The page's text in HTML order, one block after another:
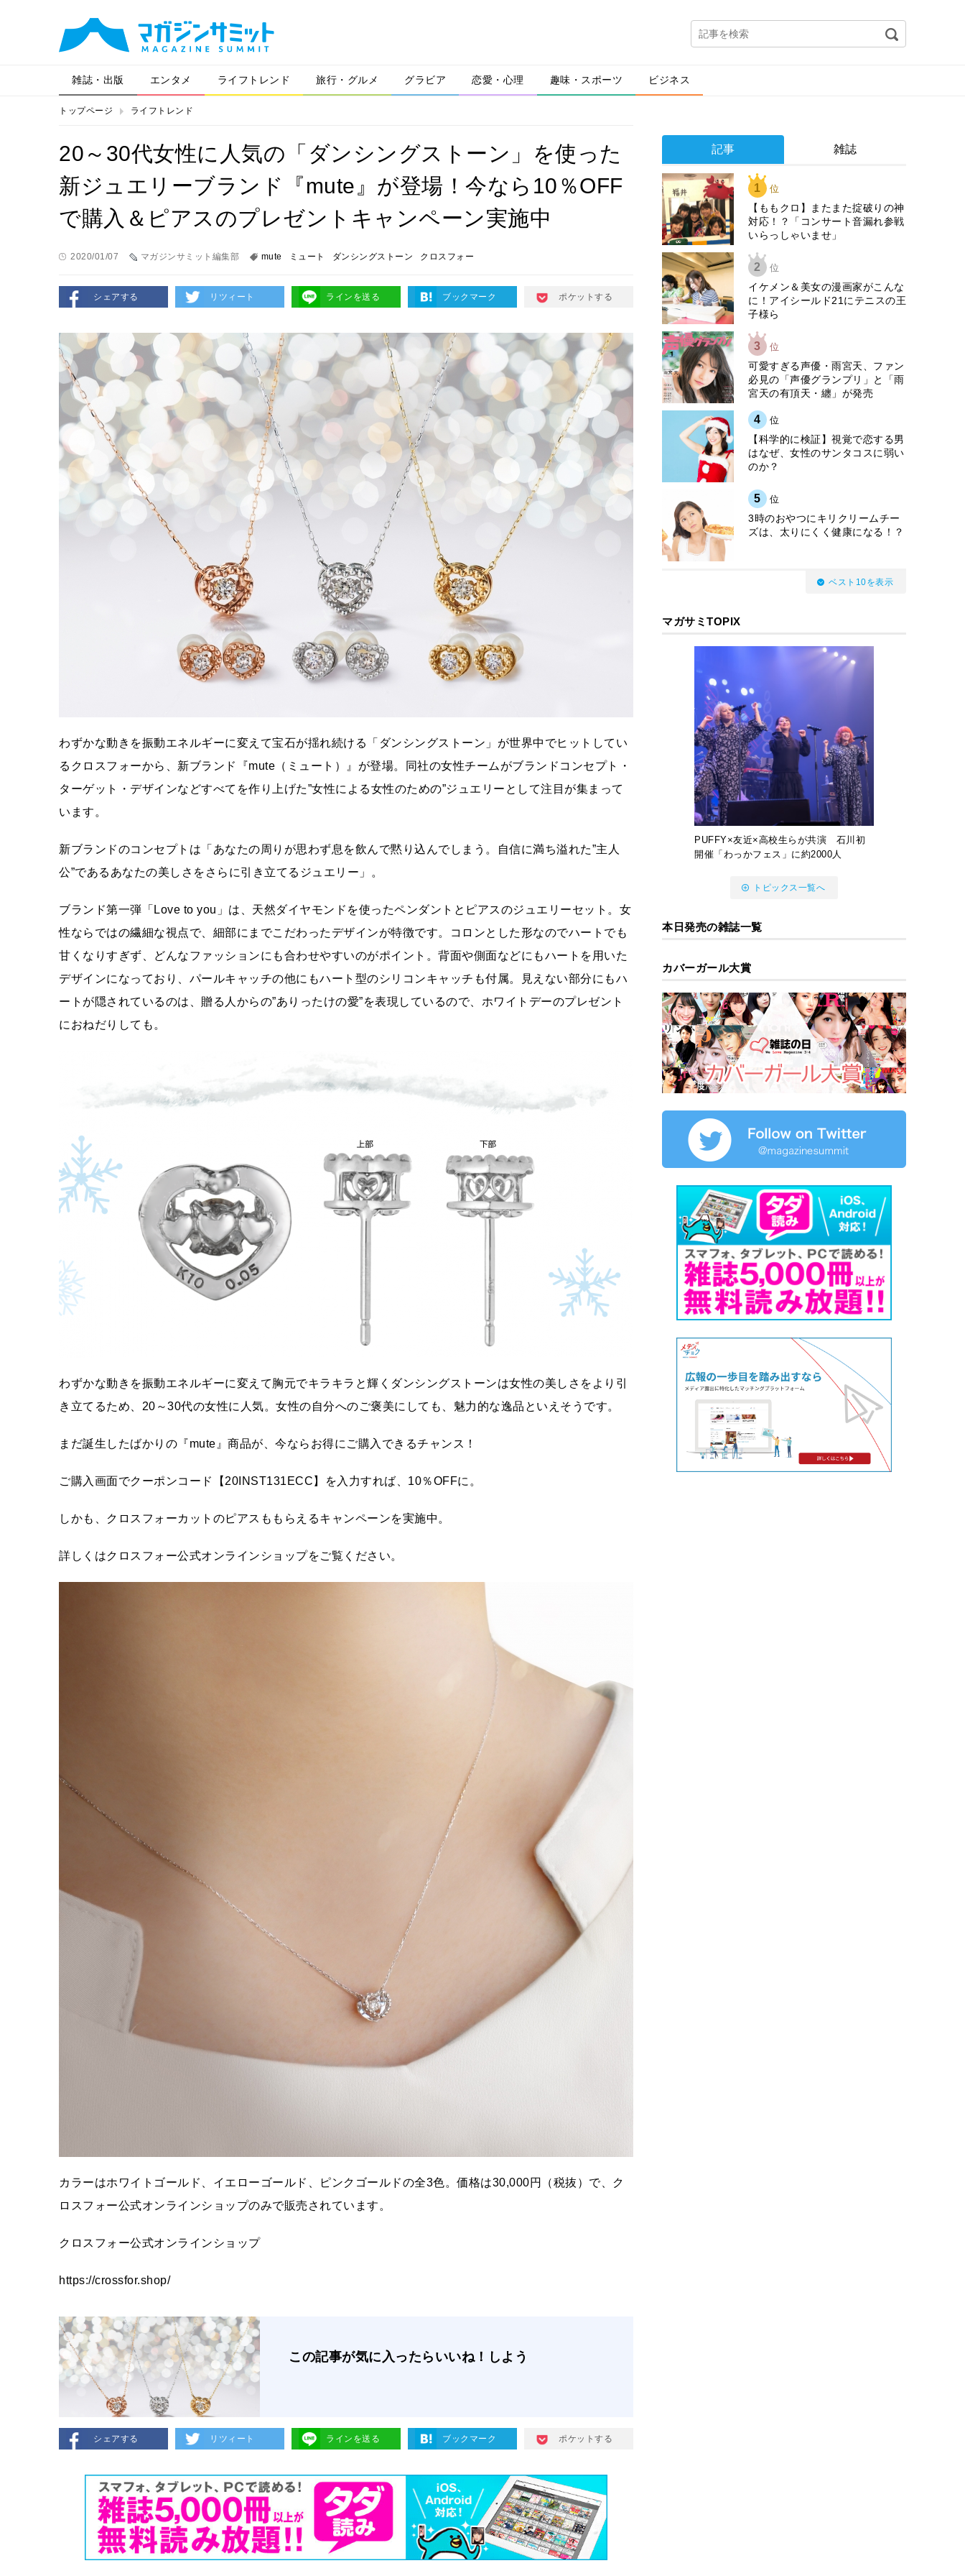
雑誌・出版 エンタメ ライフトレンド 旅行・グルメ グラビア 恋愛・心理 趣味・スポーツ ビジネス
トップページ ライフトレンド
20～30代女性に人気の「ダンシングストーン」を使った
新ジュエリーブランド『mute』が登場！今なら10％OFF
で購入＆ピアスのプレゼントキャンペーン実施中
2020/01/07 マガジンサミット編集部 mute ミュート ダンシングストーン クロスフォー
シェアする リツィート ラインを送る ブックマーク ポケットする
わずかな動きを振動エネルギーに変えて宝石が揺れ続ける「ダンシングストーン」が世界中でヒットしてい
るクロスフォーから、新ブランド『mute（ミュート）』が登場。同社の女性チームがブランドコンセプト・
ターゲット・デザインなどすべてを作り上げた”女性による女性のための”ジュエリーとして注目が集まって
います。
新ブランドのコンセプトは「あなたの周りが思わず息を飲んで黙り込んでしまう。自信に満ち溢れた”主人
公”であるあなたの美しさをさらに引き立てるジュエリー」。
ブランド第一弾「Love to you」は、天然ダイヤモンドを使ったペンダントとピアスのジュエリーセット。女
性ならではの繊細な視点で、細部にまでこだわったデザインが特徴です。コロンとした形なのでハートでも
甘くなりすぎず、どんなファッションにも合わせやすいのがポイント。背面や側面などにもハートを用いた
デザインになっており、パールキャッチの他にもハート型のシリコンキャッチも付属。見えない部分にもハ
ートが隠されているのは、贈る人からの”ありったけの愛”を表現しているので、ホワイトデーのプレゼント
におねだりしても。
わずかな動きを振動エネルギーに変えて胸元でキラキラと輝くダンシングストーンは女性の美しさをより引
き立てるため、20～30代の女性に人気。女性の自分へのご褒美にしても、魅力的な逸品といえそうです。
まだ誕生したばかりの『mute』商品が、今ならお得にご購入できるチャンス！
ご購入画面でクーポンコード【20INST131ECC】を入力すれば、10％OFFに。
しかも、クロスフォーカットのピアスももらえるキャンペーンを実施中。
詳しくはクロスフォー公式オンラインショップをご覧ください。
カラーはホワイトゴールド、イエローゴールド、ピンクゴールドの全3色。価格は30,000円（税抜）で、ク
ロスフォー公式オンラインショップのみで販売されています。
クロスフォー公式オンラインショップ
https://crossfor.shop/
この記事が気に入ったらいいね！しよう
シェアする リツィート ラインを送る ブックマーク ポケットする
記事 雑誌
1 位
【ももクロ】またまた掟破りの神
対応！？「コンサート音漏れ参戦
いらっしゃいませ」
2 位
イケメン＆美女の漫画家がこんな
に！アイシールド21にテニスの王
子様ら
3 位
可愛すぎる声優・雨宮天、ファン
必見の「声優グランプリ」と「雨
宮天の有頂天・纏」が発売
4 位
【科学的に検証】視覚で恋する男
はなぜ、女性のサンタコスに弱い
のか？
5 位
3時のおやつにキリクリームチー
ズは、太りにくく健康になる！？
ベスト10を表示
マガサミTOPIX
PUFFY×友近×高校生らが共演 石川初
開催「わっかフェス」に約2000人
トピックス一覧へ
本日発売の雑誌一覧
カバーガール大賞